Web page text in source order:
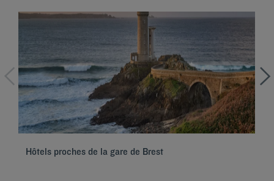
Hôtels proches de la gare de Brest